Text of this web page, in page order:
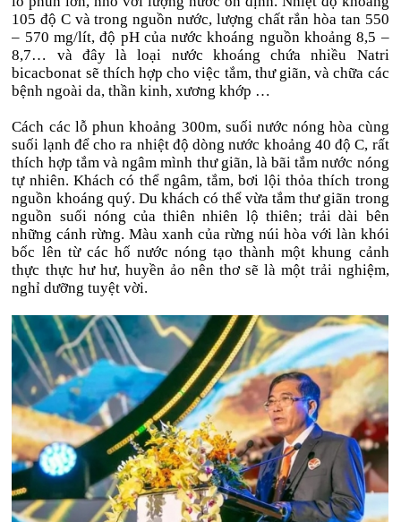
105 độ C và trong nguồn nước, lượng chất rắn hòa tan 550
– 570 mg/lít, độ pH của nước khoáng nguồn khoảng 8,5 –
8,7… và đây là loại nước khoáng chứa nhiều Natri
bicacbonat sẽ thích hợp cho việc tắm, thư giãn, và chữa các
bệnh ngoài da, thần kinh, xương khớp …
Cách các lỗ phun khoảng 300m, suối nước nóng hòa cùng
suối lạnh để cho ra nhiệt độ dòng nước khoảng 40 độ C, rất
thích hợp tắm và ngâm mình thư giãn, là bãi tắm nước nóng
tự nhiên. Khách có thể ngâm, tắm, bơi lội thỏa thích trong
nguồn khoáng quý. Du khách có thể vừa tắm thư giãn trong
nguồn suối nóng của thiên nhiên lộ thiên; trải dài bên
những cánh rừng. Màu xanh của rừng núi hòa với làn khói
bốc lên từ các hố nước nóng tạo thành một khung cảnh
thực thực hư hư, huyền ảo nên thơ sẽ là một trải nghiệm,
nghỉ dưỡng tuyệt vời.